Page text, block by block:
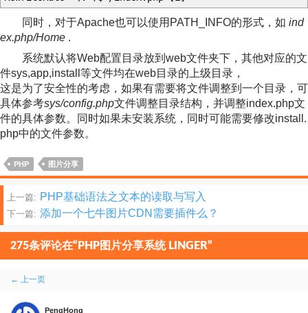
同时，对于Apache也可以使用PATH_INFO的形式，如 ind
ex.php/Home .
系统默认将Web配置目录放到web文件夹下，其他对应的文
件sys,app,install等文件均在web目录的上级目录，
这是为了安全性的考虑，如果有需要将文件调整到一个目录，可
具体参考sys/config.php文件调整目录结构，并调整index.php文
件的具体参数。同时如果未安装系统，同时可能需要修改install.
php中的文件参数。
PHP 图片分享
文
章
分
上一篇: PHP基础语法之文本的读取与写入
下一篇: 添加一个七牛图片CDN需要插件么？
275条评论在“PHP图片分享系统 LINGER”
评
论
← 上一页
PengHong